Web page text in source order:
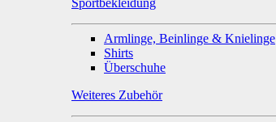
Armlinge, Beinlinge & Knielinge
Shirts
Überschuhe
Weiteres Zubehör